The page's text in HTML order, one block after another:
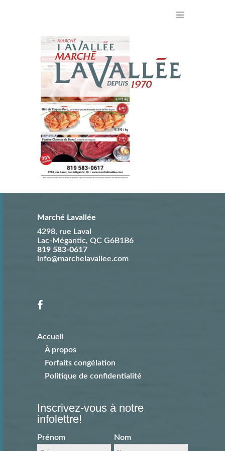
Marché Lavallée
4298, rue Laval
Lac-Mégantic, QC G6B1B6
819 583-0617
info@marchelavallee.com
Accueil
À propos
Forfaits congélation
Politique de confidentialité
Inscrivez-vous à notre
infolettre!
Prénom Nom